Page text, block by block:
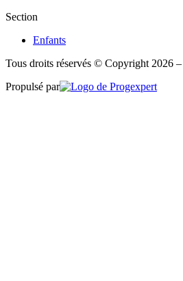
Section
Enfants
Tous droits réservés © Copyright 2026
Propulsé par